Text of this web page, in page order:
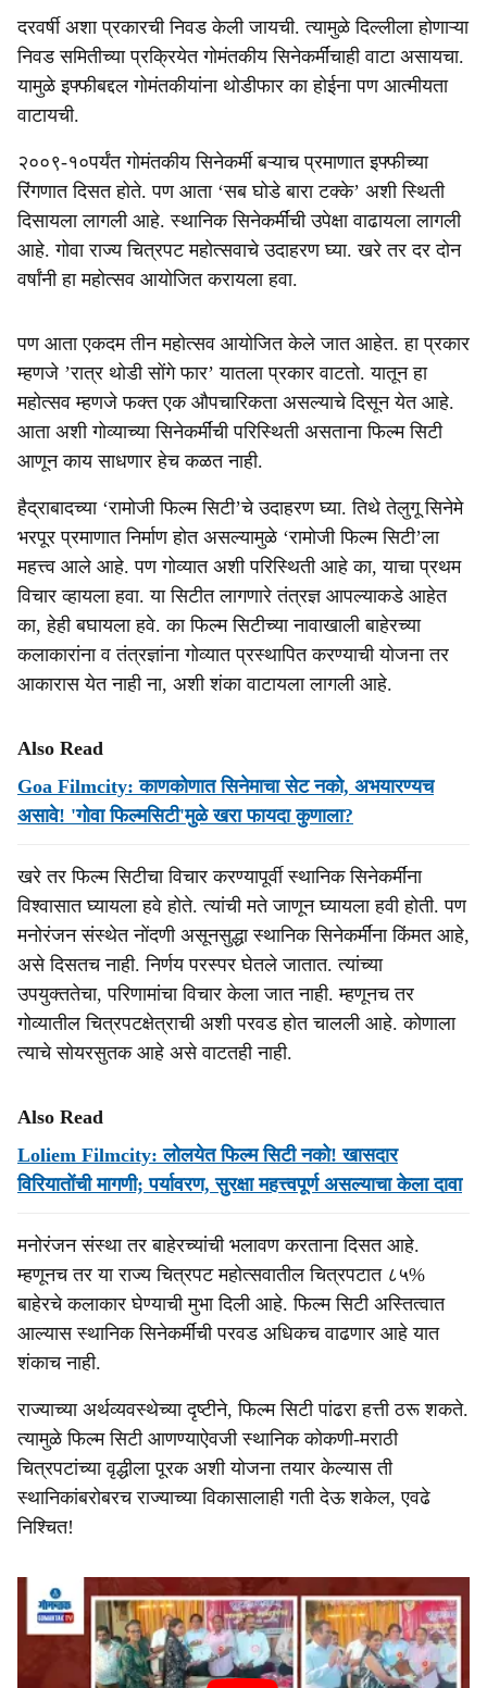
दरवर्षी अशा प्रकारची निवड केली जायची. त्यामुळे दिल्लीला होणाऱ्या
निवड समितीच्या प्रक्रियेत गोमंतकीय सिनेकर्मींचाही वाटा असायचा.
यामुळे इफ्फीबद्दल गोमंतकीयांना थोडीफार का होईना पण आत्मीयता
वाटायची.
२००९-१०पर्यंत गोमंतकीय सिनेकर्मी बऱ्याच प्रमाणात इफ्फीच्या
रिंगणात दिसत होते. पण आता ‘सब घोडे बारा टक्के’ अशी स्थिती
दिसायला लागली आहे. स्थानिक सिनेकर्मींची उपेक्षा वाढायला लागली
आहे. गोवा राज्य चित्रपट महोत्सवाचे उदाहरण घ्या. खरे तर दर दोन
वर्षांनी हा महोत्सव आयोजित करायला हवा.
पण आता एकदम तीन महोत्सव आयोजित केले जात आहेत. हा प्रकार
म्हणजे ’रात्र थोडी सोंगे फार’ यातला प्रकार वाटतो. यातून हा
महोत्सव म्हणजे फक्त एक औपचारिकता असल्याचे दिसून येत आहे.
आता अशी गोव्याच्या सिनेकर्मींची परिस्थिती असताना फिल्म सिटी
आणून काय साधणार हेच कळत नाही.
हैद्राबादच्या ‘रामोजी फिल्म सिटी’चे उदाहरण घ्या. तिथे तेलुगू सिनेमे
भरपूर प्रमाणात निर्माण होत असल्यामुळे ‘रामोजी फिल्म सिटी’ला
महत्त्व आले आहे. पण गोव्यात अशी परिस्थिती आहे का, याचा प्रथम
विचार व्हायला हवा. या सिटीत लागणारे तंत्रज्ञ आपल्याकडे आहेत
का, हेही बघायला हवे. का फिल्म सिटीच्या नावाखाली बाहेरच्या
कलाकारांना व तंत्रज्ञांना गोव्यात प्रस्थापित करण्याची योजना तर
आकारास येत नाही ना, अशी शंका वाटायला लागली आहे.
Also Read
Goa Filmcity: काणकोणात सिनेमाचा सेट नको, अभयारण्यच
असावे! 'गोवा फिल्मसिटी'मुळे खरा फायदा कुणाला?
खरे तर फिल्म सिटीचा विचार करण्यापूर्वी स्थानिक सिनेकर्मींना
विश्वासात घ्यायला हवे होते. त्यांची मते जाणून घ्यायला हवी होती. पण
मनोरंजन संस्थेत नोंदणी असूनसुद्धा स्थानिक सिनेकर्मींना किंमत आहे,
असे दिसतच नाही. निर्णय परस्पर घेतले जातात. त्यांच्या
उपयुक्ततेचा, परिणामांचा विचार केला जात नाही. म्हणूनच तर
गोव्यातील चित्रपटक्षेत्राची अशी परवड होत चालली आहे. कोणाला
त्याचे सोयरसुतक आहे असे वाटतही नाही.
Also Read
Loliem Filmcity: लोलयेत फिल्म सिटी नको! खासदार
विरियातोंची मागणी; पर्यावरण, सुरक्षा महत्त्‍वपूर्ण असल्याचा केला दावा
मनोरंजन संस्था तर बाहेरच्यांची भलावण करताना दिसत आहे.
म्हणूनच तर या राज्य चित्रपट महोत्सवातील चित्रपटात ८५%
बाहेरचे कलाकार घेण्याची मुभा दिली आहे. फिल्म सिटी अस्तित्वात
आल्यास स्थानिक सिनेकर्मींची परवड अधिकच वाढणार आहे यात
शंकाच नाही.
राज्याच्या अर्थव्यवस्थेच्या दृष्टीने, फिल्म सिटी पांढरा हत्ती ठरू शकते.
त्यामुळे फिल्म सिटी आणण्याऐवजी स्थानिक कोकणी-मराठी
चित्रपटांच्या वृद्धीला पूरक अशी योजना तयार केल्यास ती
स्थानिकांबरोबरच राज्याच्या विकासालाही गती देऊ शकेल, एवढे
निश्चित!